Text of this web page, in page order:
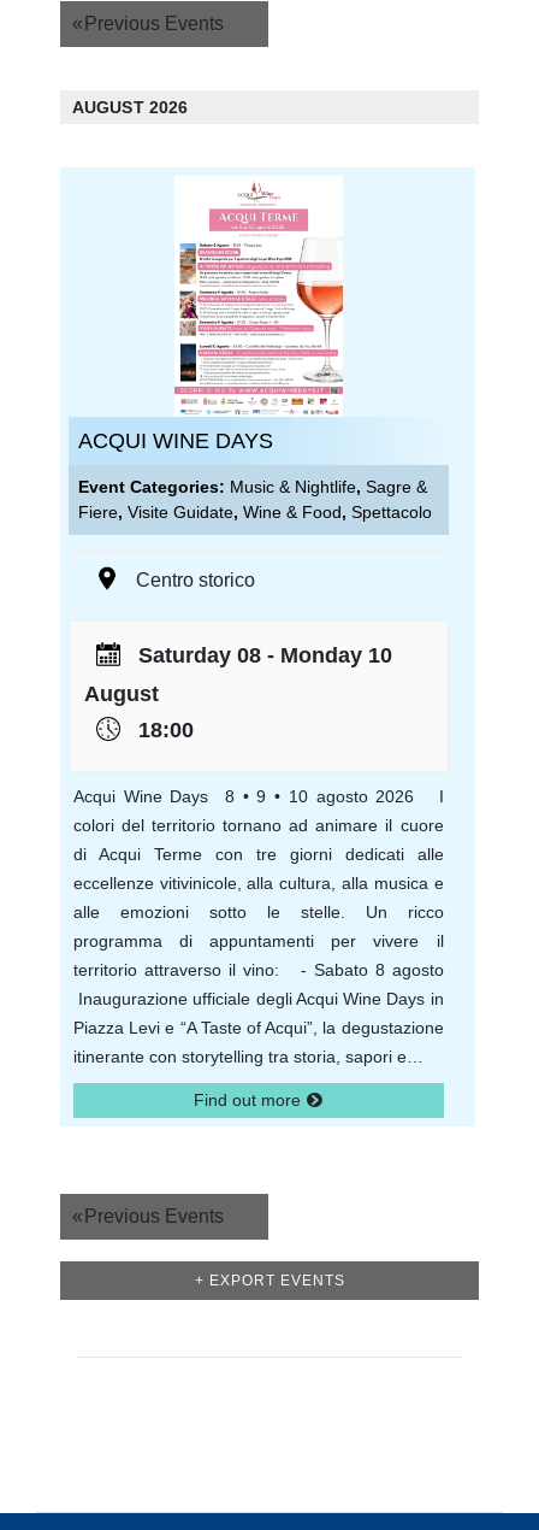
Events
List
Navigation
« Previous Events
AUGUST 2026
ACQUI WINE DAYS
Event Categories: Music & Nightlife, Sagre &
Fiere, Visite Guidate, Wine & Food, Spettacolo
Centro storico
Saturday 08 - Monday 10
August
18:00
Acqui Wine Days 8 • 9 • 10 agosto 2026 I
colori del territorio tornano ad animare il cuore
di Acqui Terme con tre giorni dedicati alle
eccellenze vitivinicole, alla cultura, alla musica e
alle emozioni sotto le stelle. Un ricco
programma di appuntamenti per vivere il
territorio attraverso il vino: - Sabato 8 agosto
Inaugurazione ufficiale degli Acqui Wine Days in
Piazza Levi e “A Taste of Acqui”, la degustazione
itinerante con storytelling tra storia, sapori e…
Find out more
Events
List
Navigation
« Previous Events
+ EXPORT EVENTS